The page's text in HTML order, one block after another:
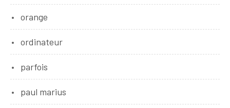
orange
ordinateur
parfois
paul marius